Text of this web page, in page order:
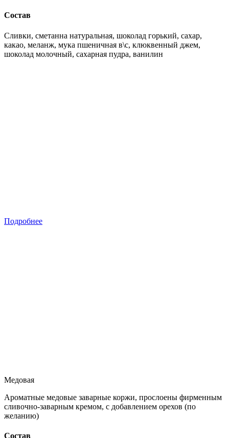
Состав
Сливки, сметанна натуральная, шоколад горький, сахар,
какао, меланж, мука пшеничная в\с, клюквенный джем,
шоколад молочный, сахарная пудра, ванилин
Подробнее
Медовая
Ароматные медовые заварные коржи, прослоены фирменным
сливочно-заварным кремом, с добавлением орехов (по
желанию)
Состав